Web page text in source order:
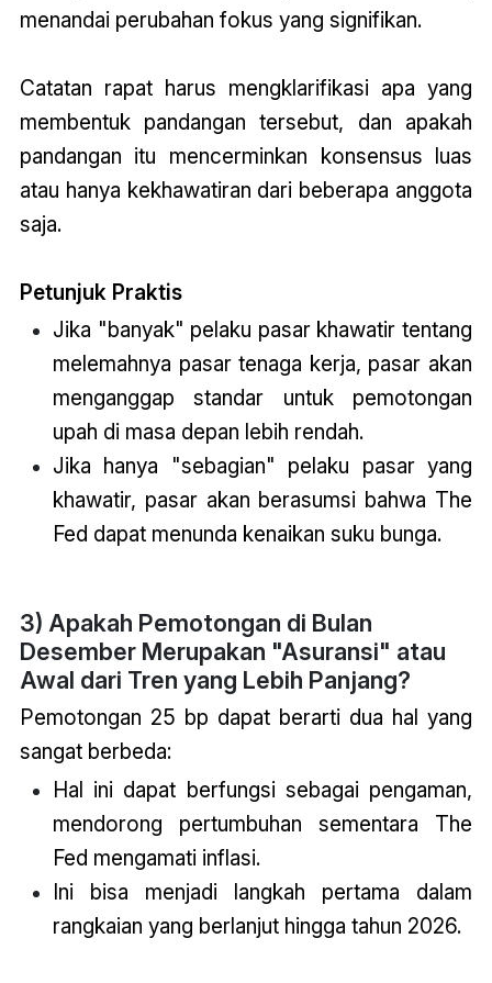
menandai perubahan fokus yang signifikan.
Catatan rapat harus mengklarifikasi apa yang
membentuk pandangan tersebut, dan apakah
pandangan itu mencerminkan konsensus luas
atau hanya kekhawatiran dari beberapa anggota
saja.
Petunjuk Praktis
Jika "banyak" pelaku pasar khawatir tentang
melemahnya pasar tenaga kerja, pasar akan
menganggap standar untuk pemotongan
upah di masa depan lebih rendah.
Jika hanya "sebagian" pelaku pasar yang
khawatir, pasar akan berasumsi bahwa The
Fed dapat menunda kenaikan suku bunga.
3) Apakah Pemotongan di Bulan
Desember Merupakan "Asuransi" atau
Awal dari Tren yang Lebih Panjang?
Pemotongan 25 bp dapat berarti dua hal yang
sangat berbeda:
Hal ini dapat berfungsi sebagai pengaman,
mendorong pertumbuhan sementara The
Fed mengamati inflasi.
Ini bisa menjadi langkah pertama dalam
rangkaian yang berlanjut hingga tahun 2026.